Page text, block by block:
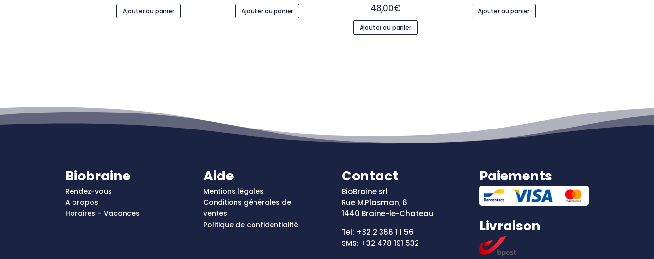
Ajouter au panier Ajouter au panier
48,00€
Ajouter au panier
Ajouter au panier
Biobraine
Rendez-vous
A propos
Horaires – Vacances
Aide
Mentions légales
Conditions générales de
ventes
Politique de confidentialité
Contact
BioBraine srl
Rue M.Plasman, 6
1440 Braine-le-Chateau
Tel: +32 2 366 1 1 56
SMS: +32 478 191 532
Paiements
Livraison